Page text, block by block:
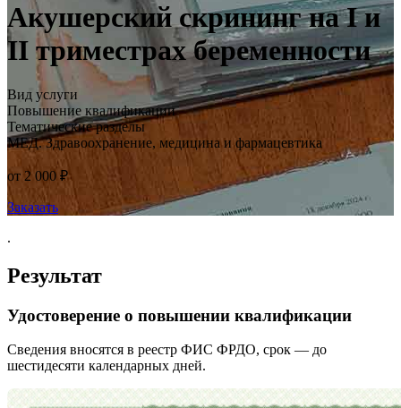
Акушерский скрининг на I и
II триместрах беременности
Вид услуги
Повышение квалификации
Тематические разделы
МЕД. Здравоохранение, медицина и фармацевтика
от 2 000 ₽
Заказать
.
Результат
Удостоверение о повышении квалификации
Сведения вносятся в реестр ФИС ФРДО, срок — до
шестидесяти календарных дней.